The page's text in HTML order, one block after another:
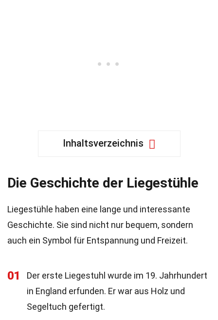
Inhaltsverzeichnis
Die Geschichte der Liegestühle
Liegestühle haben eine lange und interessante
Geschichte. Sie sind nicht nur bequem, sondern
auch ein Symbol für Entspannung und Freizeit.
01
Der erste Liegestuhl wurde im 19. Jahrhundert
in England erfunden. Er war aus Holz und
Segeltuch gefertigt.